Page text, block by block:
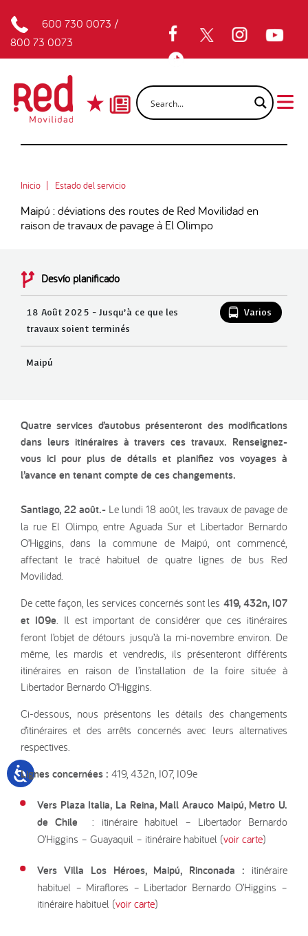
600 730 0073 /
800 73 0073
Inicio Estado del servicio
Maipú : déviations des routes de Red Movilidad en
raison de travaux de pavage à El Olimpo
Desvío planificado
18 Août 2025 - Jusqu’à ce que les
travaux soient terminés
Varios
Maipú
Quatre services d’autobus présenteront des modifications
dans leurs itinéraires à travers ces travaux. Renseignez-
vous ici pour plus de détails et planifiez vos voyages à
l’avance en tenant compte de ces changements.
Santiago, 22 août.- Le lundi 18 août, les travaux de pavage de
la rue El Olimpo, entre Aguada Sur et Libertador Bernardo
O’Higgins, dans la commune de Maipú, ont commencé,
affectant le tracé habituel de quatre lignes de bus Red
Movilidad.
De cette façon, les services concernés sont les 419, 432n, I07
et I09e. Il est important de considérer que ces itinéraires
feront l’objet de détours jusqu’à la mi-novembre environ. De
même, les mardis et vendredis, ils présenteront différents
itinéraires en raison de l’installation de la foire située à
Libertador Bernardo O’Higgins.
Ci-dessous, nous présentons les détails des changements
d’itinéraires et des arrêts concernés avec leurs alternatives
respectives.
Lignes concernées : 419, 432n, I07, I09e
Vers Plaza Italia, La Reina, Mall Arauco Maipú, Metro U.
de Chile : itinéraire habituel – Libertador Bernardo
O’Higgins – Guayaquil – itinéraire habituel (voir carte)
Vers Villa Los Héroes, Maipú, Rinconada : itinéraire
habituel – Miraflores – Libertador Bernardo O’Higgins –
itinéraire habituel (voir carte)